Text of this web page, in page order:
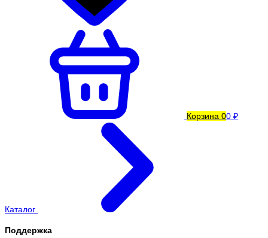
Корзина 00 ₽
Каталог
Поддержка